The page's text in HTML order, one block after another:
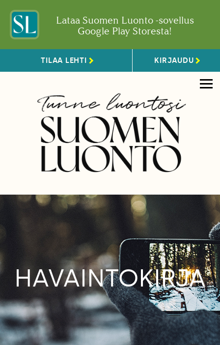
Lataa Suomen Luonto -sovellus
Google Play Storesta!
TILAA LEHTI KIRJAUDU
HAVAINTOKIRJA